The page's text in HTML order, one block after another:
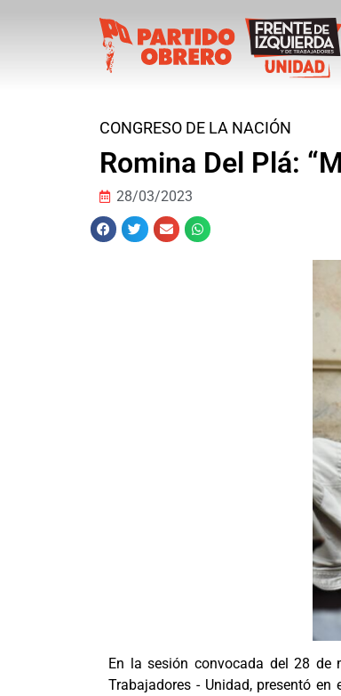
CONGRESO DE LA NACIÓN
Romina Del Plá:
28/03/2023
En la sesión convocada del 28 de
Trabajadores - Unidad, presentó